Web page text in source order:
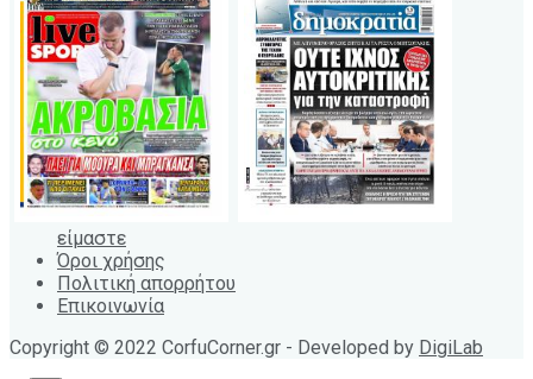
είμαστε
Όροι χρήσης
Πολιτική απορρήτου
Επικοινωνία
Copyright © 2022 CorfuCorner.gr - Developed by DigiLab